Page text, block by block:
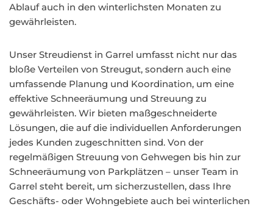
Ablauf auch in den winterlichsten Monaten zu
gewährleisten.
Unser Streudienst in Garrel umfasst nicht nur das
bloße Verteilen von Streugut, sondern auch eine
umfassende Planung und Koordination, um eine
effektive Schneeräumung und Streuung zu
gewährleisten. Wir bieten maßgeschneiderte
Lösungen, die auf die individuellen Anforderungen
jedes Kunden zugeschnitten sind. Von der
regelmäßigen Streuung von Gehwegen bis hin zur
Schneeräumung von Parkplätzen – unser Team in
Garrel steht bereit, um sicherzustellen, dass Ihre
Geschäfts- oder Wohngebiete auch bei winterlichen